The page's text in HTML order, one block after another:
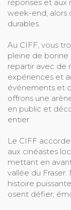
réponses et aux
week-end, alors
durables.
Au CIFF, vous
pleine de bonne
repartir avec de
expériences et
événements et
offrons une
en public et
entier.
Le CIFF
aux cinéastes
mettant en
vallée du
histoire
osent défier,